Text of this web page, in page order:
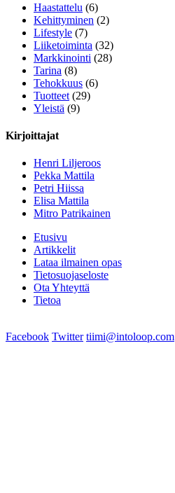
Haastattelu (6)
Kehittyminen (2)
Lifestyle (7)
Liiketoiminta (32)
Markkinointi (28)
Tarina (8)
Tehokkuus (6)
Tuotteet (29)
Yleistä (9)
Kirjoittajat
Henri Liljeroos
Pekka Mattila
Petri Hiissa
Elisa Mattila
Mitro Patrikainen
Etusivu
Artikkelit
Lataa ilmainen opas
Tietosuojaseloste
Ota Yhteyttä
Tietoa
Facebook Twitter tiimi@intoloop.com